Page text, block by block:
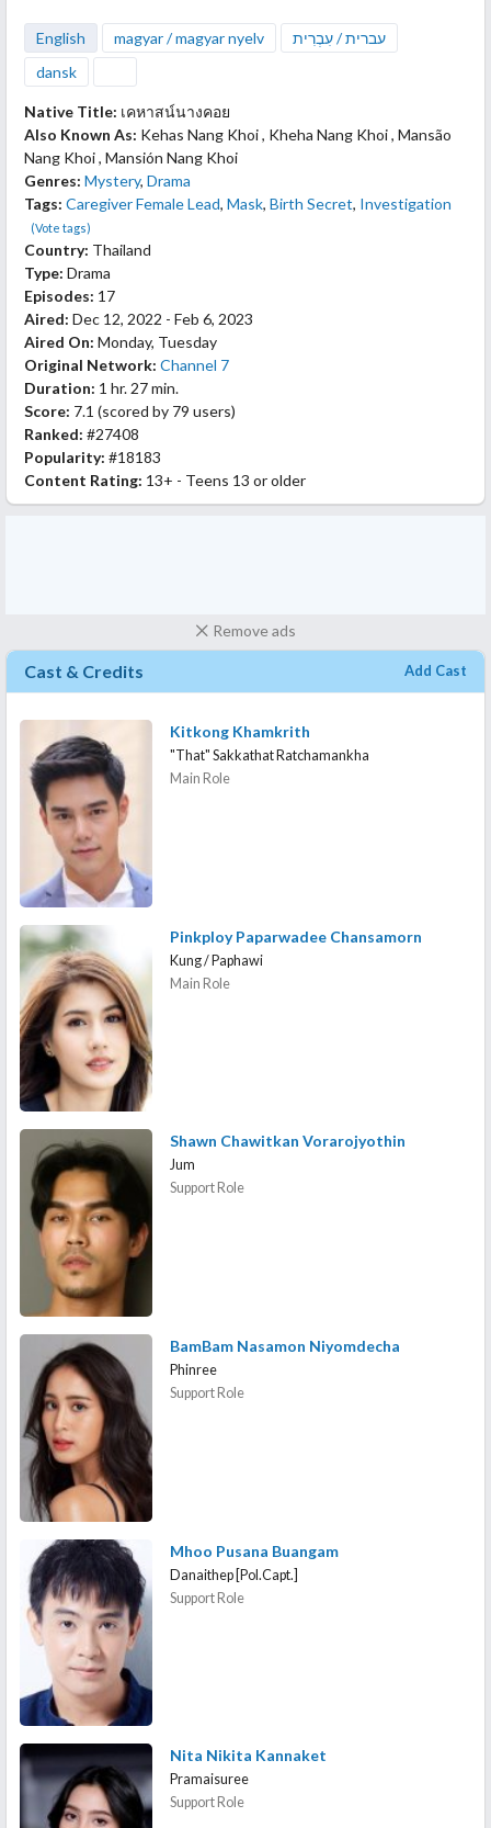
English magyar / magyar nyelv
עברית / עִבְרִית
dansk
Native Title: เคหาสน์นางคอย
Also Known As: Kehas Nang Khoi , Kheha Nang Khoi , Mansão
Nang Khoi , Mansión Nang Khoi
Genres: Mystery, Drama
Tags: Caregiver Female Lead, Mask, Birth Secret, Investigation
(Vote tags)
Country: Thailand
Type: Drama
Episodes: 17
Aired: Dec 12, 2022 - Feb 6, 2023
Aired On: Monday, Tuesday
Original Network: Channel 7
Duration: 1 hr. 27 min.
Score: 7.1 (scored by 79 users)
Ranked: #27408
Popularity: #18183
Content Rating: 13+ - Teens 13 or older
Remove ads
Cast & Credits Add Cast
Kitkong Khamkrith
"That" Sakkathat Ratchamankha
Main Role
Pinkploy Paparwadee Chansamorn
Kung / Paphawi
Main Role
Shawn Chawitkan Vorarojyothin
Jum
Support Role
BamBam Nasamon Niyomdecha
Phinree
Support Role
Mhoo Pusana Buangam
Danaithep [Pol.Capt.]
Support Role
Nita Nikita Kannaket
Pramaisuree
Support Role